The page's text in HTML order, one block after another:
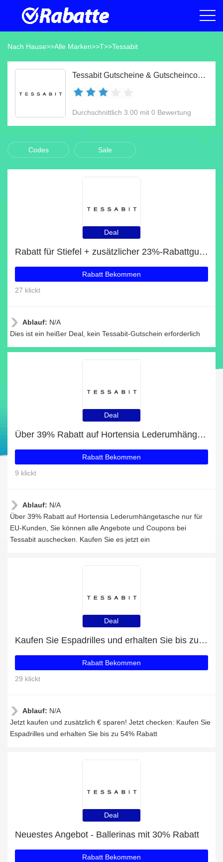
Nach Hause>>Alle Marken>>T>>Tessabit
Tessabit Gutscheine & Gutscheincodes Aug 2026
Durchschnittlich 3.00 mit 0 Bewertung
Codes Sale
Deal
Rabatt für Stiefel + zusätzlicher 23%-Rabattgutschein
Rabatt Bekommen
27 klickt
Ablauf: N/A
Dies ist ein heißer Deal, kein Tessabit-Gutschein erforderlich
Deal
Über 39% Rabatt auf Hortensia Lederumhängetasche nur für EU-Kunden
Rabatt Bekommen
9 klickt
Ablauf: N/A
Über 39% Rabatt auf Hortensia Lederumhängetasche nur für
EU-Kunden, Sie können alle Angebote und Coupons bei
Tessabit auschecken. Kaufen Sie es jetzt ein
Deal
Kaufen Sie Espadrilles und erhalten Sie bis zu 54% Rabatt
Rabatt Bekommen
29 klickt
Ablauf: N/A
Jetzt kaufen und zusätzlich € sparen! Jetzt checken: Kaufen Sie
Espadrilles und erhalten Sie bis zu 54% Rabatt
Deal
Neuestes Angebot - Ballerinas mit 30% Rabatt
Rabatt Bekommen